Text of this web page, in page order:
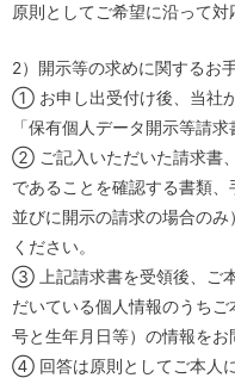
原則としてご希望に沿って対
2）開示等の求めに関するお
① お申し出受付け後、当社
「保有個人データ開示等請
② ご記入いただいた請求書
であることを確認する書類
並びに開示の請求の場合の
ください。
③ 上記請求書を受領後、ご
だいている個人情報のうち
号と生年月日等）の情報をお
④ 回答は原則としてご本人